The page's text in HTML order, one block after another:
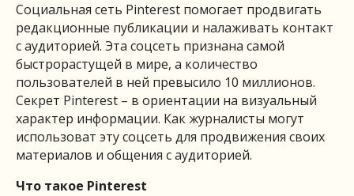
Социальная сеть Pinterest помогает продвигать
редакционные публикации и налаживать контакт
с аудиторией. Эта соцсеть признана самой
быстрорастущей в мире, а количество
пользователей в ней превысило 10 миллионов.
Секрет Pinterest – в ориентации на визуальный
характер информации. Как журналисты могут
использоват эту соцсеть для продвижения своих
материалов и общения с аудиторией.
Что такое Pinterest